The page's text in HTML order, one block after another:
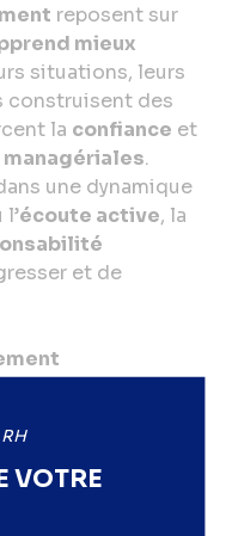
reposent sur
mieux
situations, leurs
construisent des
la confiance et
.
une dynamique
l’écoute active, la
et de
collective
VOTRE